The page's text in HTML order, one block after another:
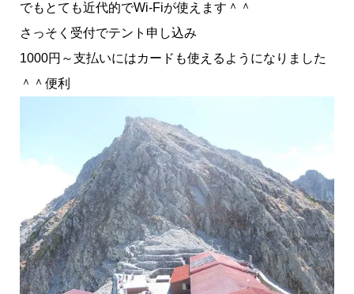
でもとても近代的でWi-Fiが使えます＾＾
さっそく受付でテント申し込み
1000円～支払いにはカードも使えるようになりました
＾＾便利